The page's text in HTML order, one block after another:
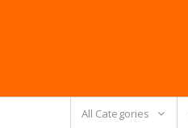
All Categories